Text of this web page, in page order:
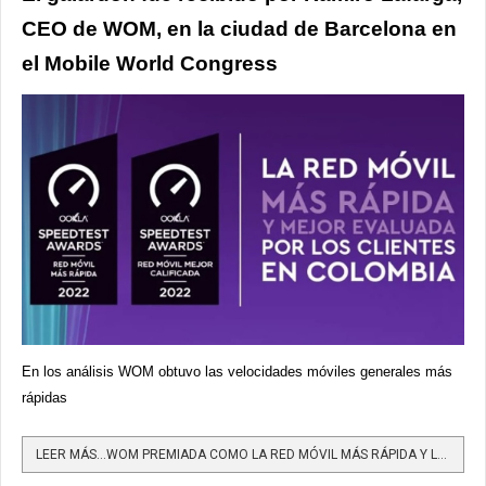
CEO de WOM, en la ciudad de Barcelona en
el Mobile World Congress
En los análisis WOM obtuvo las velocidades móviles generales más
rápidas
LEER MÁS…WOM PREMIADA COMO LA RED MÓVIL MÁS RÁPIDA Y LA MEJOR CALIFICADA DE COLOMBIA POR OOKLA EN EL MOBILE...